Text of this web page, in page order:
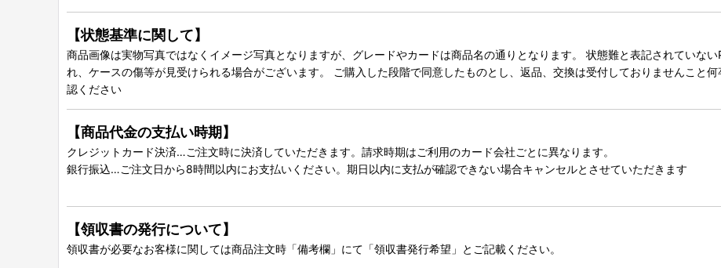
【状態基準に関して】
商品画像は実物写真ではなくイメージ写真となりますが、グレードやカードは商品名の通りとなります。 状態難と表記されていな
れ、ケースの傷等が見受けられる場合がございます。 ご購入した段階で同意したものとし、返品、交換は受付しておりませんこと何
認ください
【商品代金の支払い時期】
クレジットカード決済…ご注文時に決済していただきます。請求時期はご利用のカード会社ごとに異なります。
銀行振込…ご注文日から8時間以内にお支払いください。期日以内に支払が確認できない場合キャンセルとさせていただきます
【領収書の発行について】
領収書が必要なお客様に関しては商品注文時「備考欄」にて「領収書発行希望」とご記載ください。